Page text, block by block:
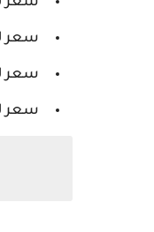
سعر لتر
سعر لتر
سعر لتر